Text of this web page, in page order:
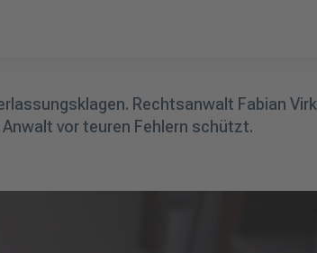
Rechtsanwalt Fabian
vor teuren Fehlern schützt.